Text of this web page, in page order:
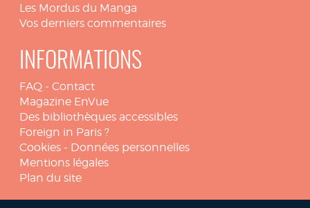
Les Mordus du Manga
Vos derniers commentaires
INFORMATIONS
FAQ - Contact
Magazine EnVue
Des bibliothèques accessibles
Foreign in Paris ?
Cookies - Données personnelles
Mentions légales
Plan du site